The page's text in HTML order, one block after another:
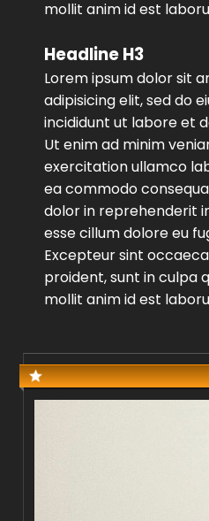
mollit anim id est
Headline H3
Lorem ipsum dolor sit
adipisicing elit, sed do
incididunt ut labore et
Ut enim ad minim
exercitation ullamco
ea commodo
dolor in reprehenderit
esse cillum dolore eu
Excepteur sint
proident, sunt in culpa
mollit anim id est